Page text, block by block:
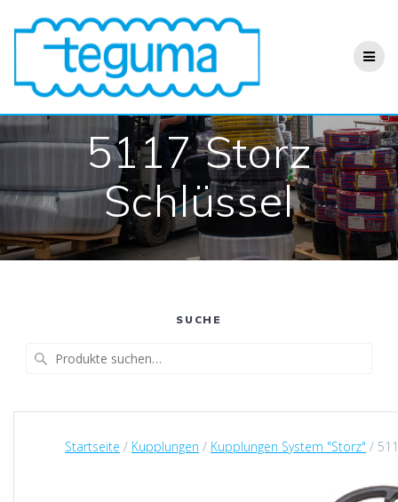
Inhalt
springen
5117 Storz
Schlüssel
SUCHE
Startseite / Kupplungen / Kupplungen System "Storz" /